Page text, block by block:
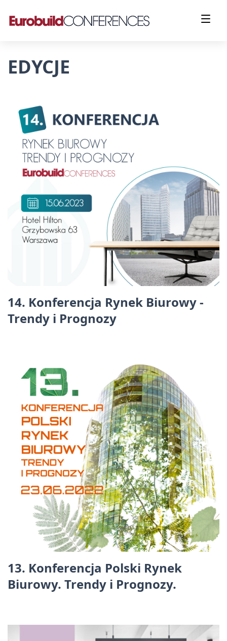
EDYCJE
14. Konferencja Rynek Biurowy -
Trendy i Prognozy
13. Konferencja Polski Rynek
Biurowy. Trendy i Prognozy.